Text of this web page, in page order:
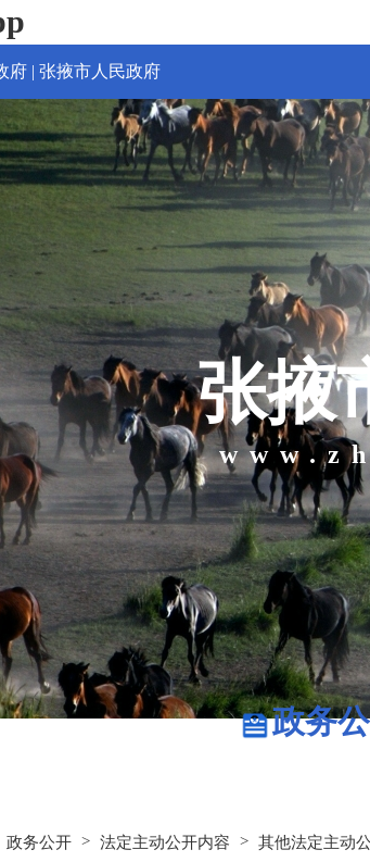
府 | 张掖市人民政府
张掖
政务
政务公开 > 法定主动公开内容 > 其他法定主动